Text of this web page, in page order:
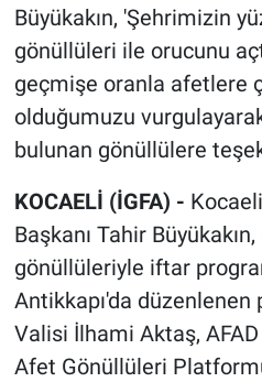
Büyükakın, 'Şehrimizin
gönüllüleri ile orucunu
geçmişe oranla afetlere
olduğumuzu
bulunan gönüllülere
KOCAELİ (İGFA) -
Başkanı Tahir
gönüllüleriyle iftar
Antikkapı'da
Valisi İlhami Aktaş,
Afet Gönüllüleri